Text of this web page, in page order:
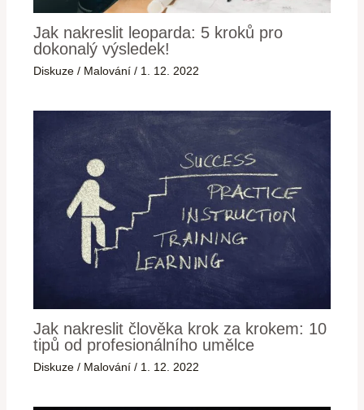
Jak nakreslit leoparda: 5 kroků pro
dokonalý výsledek!
Diskuze / Malování / 1. 12. 2022
Jak nakreslit člověka krok za krokem: 10
tipů od profesionálního umělce
Diskuze / Malování / 1. 12. 2022